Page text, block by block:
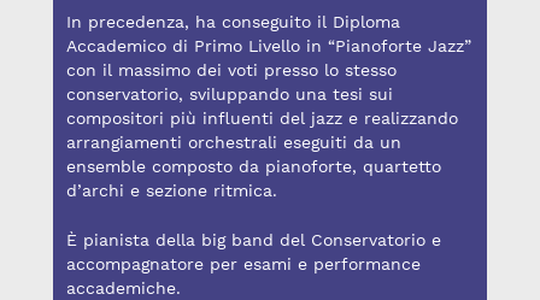
In precedenza, ha conseguito il Diploma
Accademico di Primo Livello in “Pianoforte Jazz”
con il massimo dei voti presso lo stesso
conservatorio, sviluppando una tesi sui
compositori più influenti del jazz e realizzando
arrangiamenti orchestrali eseguiti da un
ensemble composto da pianoforte, quartetto
d’archi e sezione ritmica.
È pianista della big band del Conservatorio e
accompagnatore per esami e performance
accademiche.